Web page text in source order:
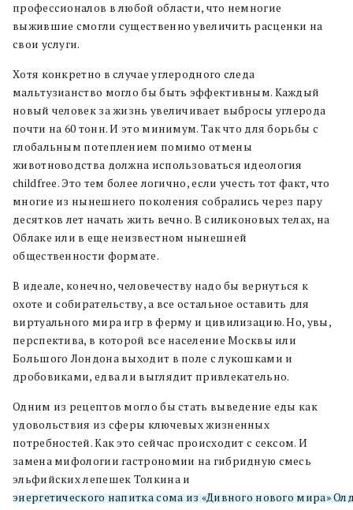
профессионалов в любой области, что немногие
выжившие смогли существенно увеличить расценки на
свои услуги.
Хотя конкретно в случае углеродного следа
мальтузианство могло бы быть эффективным. Каждый
новый человек за жизнь увеличивает выбросы углерода
почти на 60 тонн. И это минимум. Так что для борьбы с
глобальным потеплением помимо отмены
животноводства должна использоваться идеология
childfree. Это тем более логично, если учесть тот факт, что
многие из нынешнего поколения собрались через пару
десятков лет начать жить вечно. В силиконовых телах, на
Облаке или в еще неизвестном нынешней
общественности формате.
В идеале, конечно, человечеству надо бы вернуться к
охоте и собирательству, а все остальное оставить для
виртуального мира игр в ферму и цивилизацию. Но, увы,
перспектива, в которой все население Москвы или
Большого Лондона выходит в поле с лукошками и
дробовиками, едва ли выглядит привлекательно.
Одним из рецептов могло бы стать выведение еды как
удовольствия из сферы ключевых жизненных
потребностей. Как это сейчас происходит с сексом. И
замена мифологии гастрономии на гибридную смесь
эльфийских лепешек Толкина и
энергетического напитка сома из «Дивного нового мира»